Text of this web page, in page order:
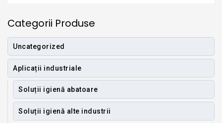
Categorii Produse
Uncategorized
Aplicații industriale
Soluții igienă abatoare
Soluții igienă alte industrii